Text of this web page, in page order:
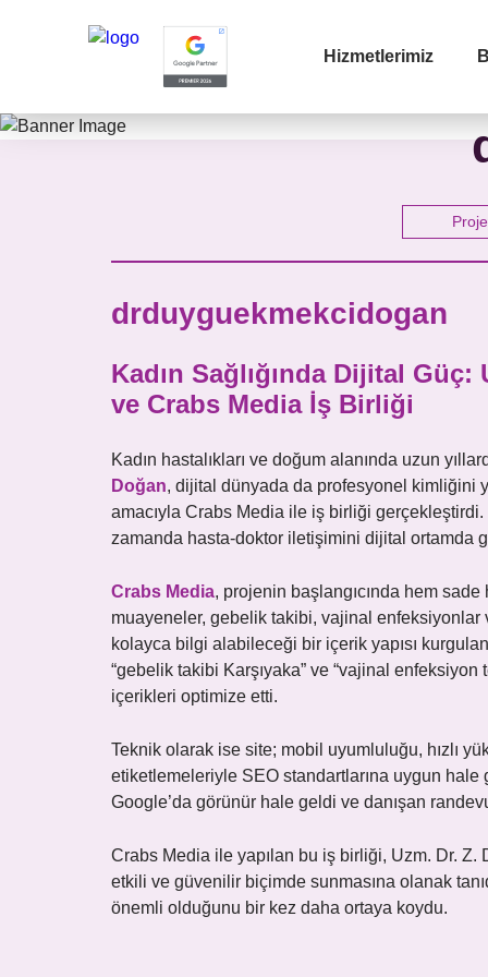
Hizmetlerimiz
drduyguekmekcidogan
Kadın Sağlığında Dijital
ve Crabs Media İş Birliği
Kadın hastalıkları ve doğum alanında uzun
Doğan, dijital dünyada da profesyonel kimliğini
amacıyla Crabs Media ile iş birliği gerçekleştirdi.
zamanda hasta-doktor iletişimini dijital ortamda
Crabs Media, projenin başlangıcında hem
muayeneler, gebelik takibi, vajinal enfeksiyonlar
kolayca bilgi alabileceği bir içerik yapısı
“gebelik takibi Karşıyaka” ve “vajinal
içerikleri optimize etti.
Teknik olarak ise site; mobil uyumluluğu, hızlı
etiketlemeleriyle SEO standartlarına uygun
Google’da görünür hale geldi ve danışan
Crabs Media ile yapılan bu iş birliği, Uzm. Dr. Z.
etkili ve güvenilir biçimde sunmasına olanak
önemli olduğunu bir kez daha ortaya koydu.
E-mail